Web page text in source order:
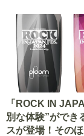
「ROCK IN
別な体験”ができ
スが登場！その